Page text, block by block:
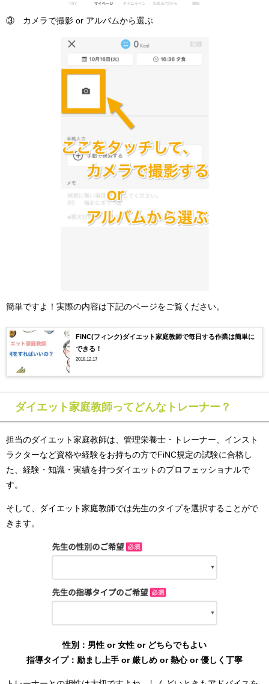
③ カメラで撮影 or アルバムから選ぶ
簡単ですよ！実際の内容は下記のページをご覧ください。
FiNC(フィンク)ダイエット家庭教師で毎日する作業は簡単に
できる！
2018.12.17
ダイエット家庭教師ってどんなトレーナー？
担当のダイエット家庭教師は、管理栄養士・トレーナー、インスト
ラクターなど資格や経験をお持ちの方でFiNC規定の試験に合格し
た、経験・知識・実績を持つダイエットのプロフェッショナルで
す。
そして、ダイエット家庭教師では先生のタイプを選択することがで
きます。
性別：男性 or 女性 or どちらでもよい
指導タイプ：励まし上手 or 厳しめ or 熱心 or 優しく丁寧